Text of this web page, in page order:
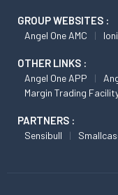
GROUP WEBSITES :
Angel One AMC
OTHER LINKS :
Angel One APP
Margin Trading
PARTNERS :
Sensibull